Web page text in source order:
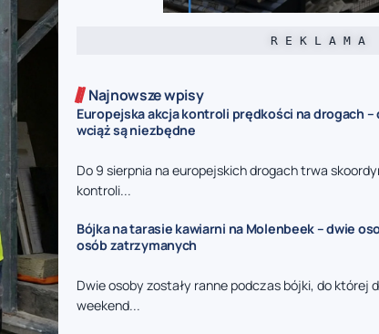
R E K L A M A
Najnowsze wpisy
Europejska akcja kontroli prędkości na drogach –
wciąż są niezbędne
Do 9 sierpnia na europejskich drogach trwa
kontroli...
Bójka na tarasie kawiarni na Molenbeek – dwie
osób zatrzymanych
Dwie osoby zostały ranne podczas bójki, do której
weekend...